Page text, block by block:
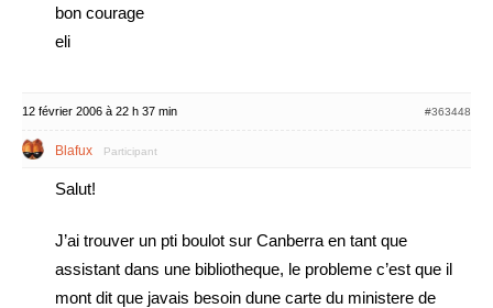
bon courage
eli
12 février 2006 à 22 h 37 min #363448
Blafux Participant
Salut!
J’ai trouver un pti boulot sur Canberra en tant que
assistant dans une bibliotheque, le probleme c’est que il
mont dit que javais besoin dune carte du ministere de